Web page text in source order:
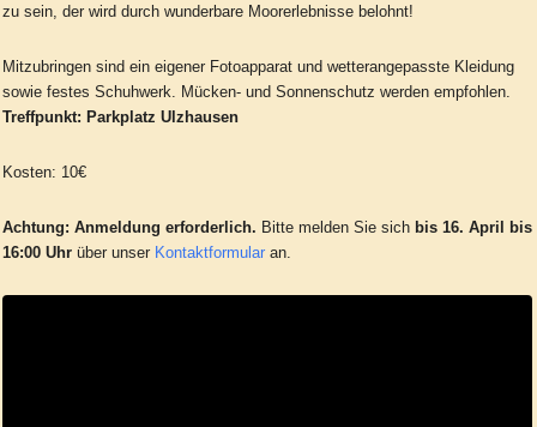
zu sein, der wird durch wunderbare Moorerlebnisse belohnt!
Mitzubringen sind ein eigener Fotoapparat und wetterangepasste Kleidung
sowie festes Schuhwerk. Mücken- und Sonnenschutz werden empfohlen.
Treffpunkt: Parkplatz Ulzhausen
Kosten: 10€
Achtung: Anmeldung erforderlich. Bitte melden Sie sich bis 16. April bis
16:00 Uhr über unserKontaktformularan.